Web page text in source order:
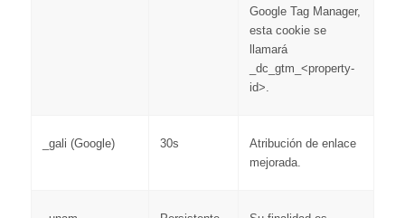
Google Tag Manager,
esta cookie se
llamará
_dc_gtm_<property-
id>.
_gali (Google) 30s
Atribución de enlace
mejorada.